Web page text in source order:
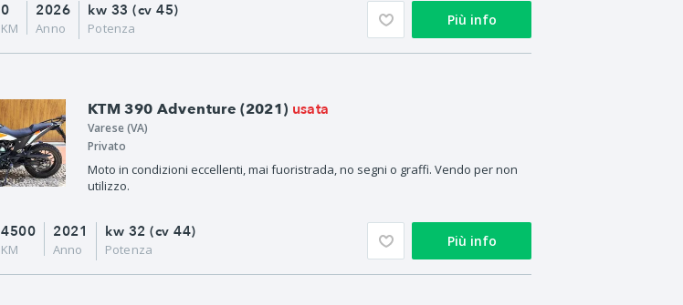
2026
Anno
0
KM
kw 33 (cv 45)
Potenza Più info
KTM 390 Adventure (2021) usata
Varese (VA)
Privato
Moto in condizioni eccellenti, mai fuoristrada, no segni o graffi. Vendo per non
utilizzo.
2021
Anno
4500
KM
kw 32 (cv 44)
Potenza Più info